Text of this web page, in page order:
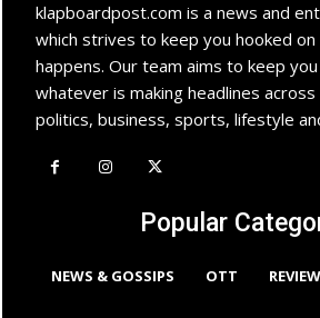
klapboardpost.com is a news and
which strives to keep you hooked
happens. Our team aims to keep
whatever is making headlines
politics, business, sports, lifestyle
Popular
NEWS & GOSSIPS OTT